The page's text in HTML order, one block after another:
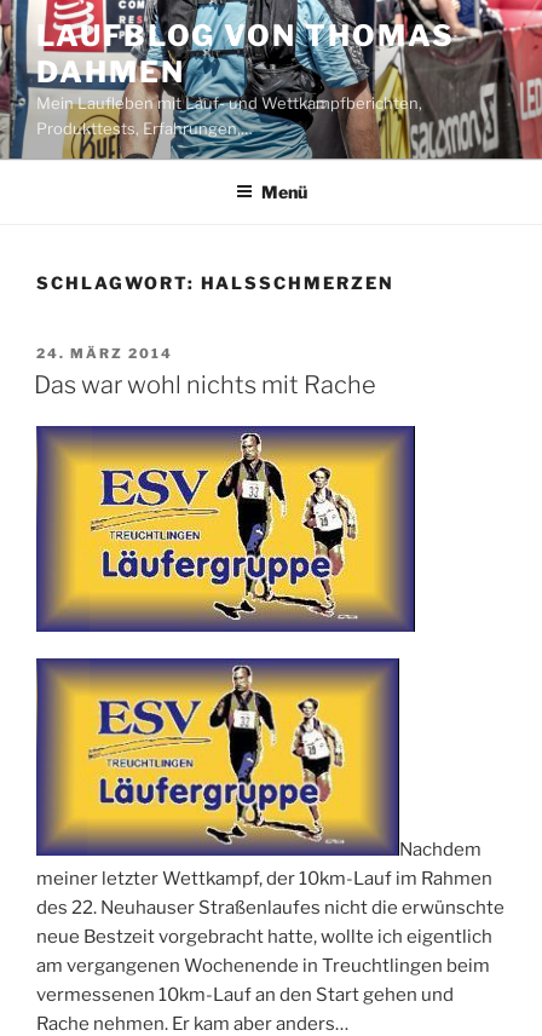
Zum
Inhalt
springen
LAUFBLOG VON THOMAS
DAHMEN
Mein Laufleben mit Lauf- und Wettkampfberichten,
Produkttests, Erfahrungen,…
Menü
SCHLAGWORT: HALSSCHMERZEN
VERÖFFENTLICHT
AM
24. MÄRZ 2014
Das war wohl nichts mit Rache
Nachdem
meiner letzter Wettkampf, der 10km-Lauf im Rahmen
des 22. Neuhauser Straßenlaufes nicht die erwünschte
neue Bestzeit vorgebracht hatte, wollte ich eigentlich
am vergangenen Wochenende in Treuchtlingen beim
vermessenen 10km-Lauf an den Start gehen und
Rache nehmen. Er kam aber anders…